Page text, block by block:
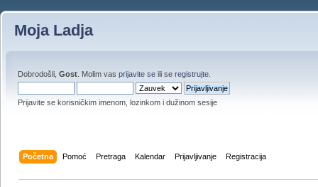
Moja Ladja
Dobrodošli, Gost . Molim vas prijavite se ili se registrujte
Prijavite se korisničkim imenom, lozinkom i dužinom sesije
Početna Pomoć Pretraga Kalendar Prijavljivanje Registracija